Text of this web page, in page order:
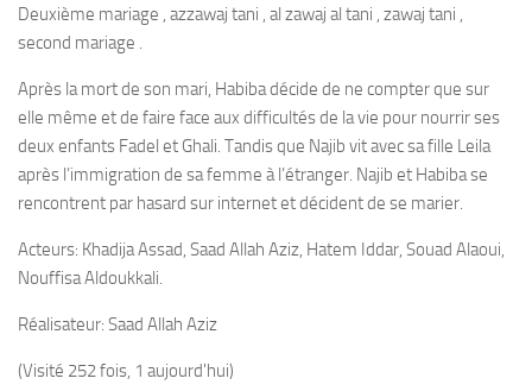
Deuxième mariage , azzawaj tani , al zawaj al tani , zawaj tani ,
second mariage .
Après la mort de son mari, Habiba décide de ne compter que sur
elle même et de faire face aux difficultés de la vie pour nourrir ses
deux enfants Fadel et Ghali. Tandis que Najib vit avec sa fille Leila
après l’immigration de sa femme à l’étranger. Najib et Habiba se
rencontrent par hasard sur internet et décident de se marier.
Acteurs: Khadija Assad, Saad Allah Aziz, Hatem Iddar, Souad Alaoui,
Nouffisa Aldoukkali.
Réalisateur: Saad Allah Aziz
(Visité 252 fois, 1 aujourd'hui)